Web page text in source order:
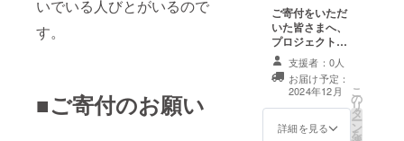
いでいる人びとがいるので
す。
■ご寄付のお願い
円/10,000
円/50,000
円/100,000円の
リターンは同じ
内容です。 ※領
収書が不要の方
は、その旨を備
考欄に入れてく
ださいますよう
お願い申し上げ
ご寄付をいただ
いた皆さまへ、
プロジェクトの
進捗状況と成
果、そして、皆
さまの支援がど
う生かされたの
かについて、心
からの感謝を込
支援者：0人
お届け予定：
2024年12月
詳細を見る
こ
の
リ
タ
ー
ン
を